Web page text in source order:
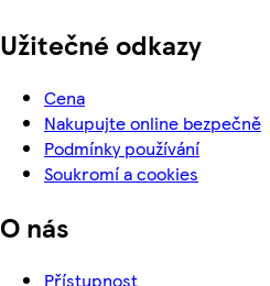
Užitečné odkazy
Cena
Nakupujte online bezpečně
Podmínky používání
Soukromí a cookies
O nás
Přístupnost